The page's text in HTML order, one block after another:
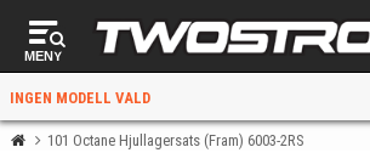
MENY
INGEN MODELL VALD
101 Octane Hjullagersats (Fram) 6003-2RS